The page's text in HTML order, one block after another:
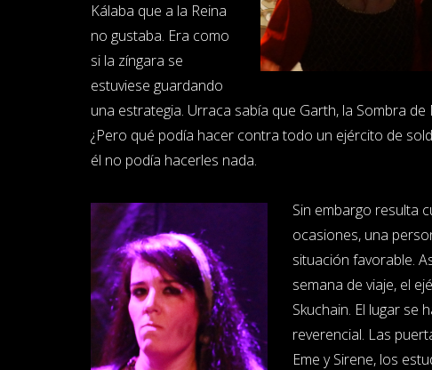
Kálaba que a la Reina
no gustaba. Era como
si la zíngara se
estuviese guardando
una estrategia. Urraca sabía que Garth, la Sombra
¿Pero qué podía hacer contra todo un ejército de
él no podía hacerles nada.
Sin embargo resulta
ocasiones, una
situación favorable.
semana de viaje, el
Skuchain. El lugar se
reverencial. Las
Eme y Sirene, los